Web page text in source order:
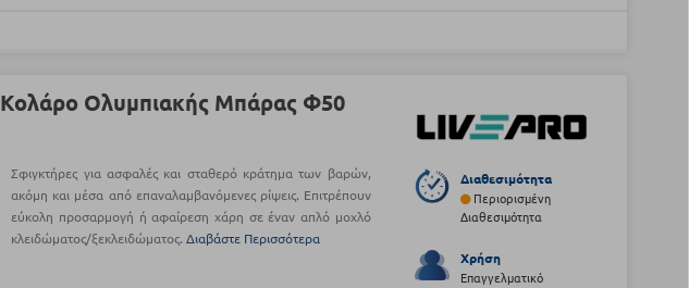
Κολάρο Ολυμπιακής Μπάρας Φ50
Σφιγκτήρες για ασφαλές και σταθερό κράτημα των βαρών,
ακόμη και μέσα από επαναλαμβανόμενες ρίψεις. Επιτρέπουν
εύκολη προσαρμογή ή αφαίρεση χάρη σε έναν απλό μοχλό
κλειδώματος/ξεκλειδώματος.Διαβάστε Περισσότερα
Διαθεσιμότητα
Περιορισμένη
Διαθεσιμότητα
Χρήση
Επαγγελματικό